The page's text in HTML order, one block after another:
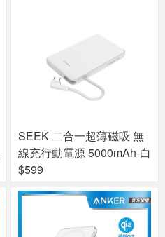
SEEK 二合一超薄磁吸 無
線充行動電源 5000mAh-白
$599